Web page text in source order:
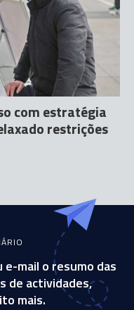
com estratégia
restrições
mail o resumo das
de actividades,
mais.